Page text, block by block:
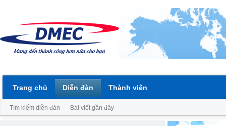
Trang chủ Diễn đàn
Tìm kiếm diễn đàn Bài viết gần đây
Thành viên